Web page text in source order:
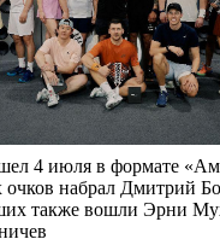
4 июля в формате
очков набрал Дмитрий
также вошли Эрни